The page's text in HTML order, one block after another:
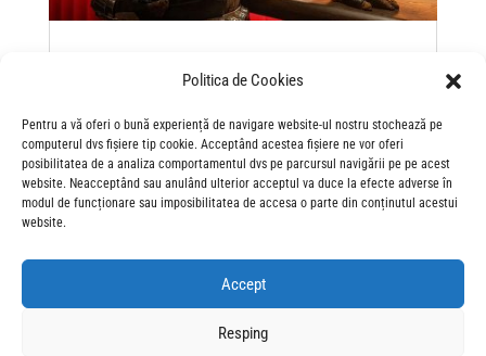
Politica de Cookies
Pentru a vă oferi o bună experiență de navigare website-ul nostru stochează pe
computerul dvs fișiere tip cookie. Acceptând acestea fișiere ne vor oferi
posibilitatea de a analiza comportamentul dvs pe parcursul navigării pe pe acest
website. Neacceptând sau anulând ulterior acceptul va duce la efecte adverse în
modul de funcționare sau imposibilitatea de accesa o parte din conținutul acestui
website.
Accept
Resping
către cinematografe!
“The Mandalorian and Grogu” se anunță a fi, după 7 ani
de pauză, acel SF din Universul Star Wars pe care îl
aștepți de mult. Nu sta pe gânduri. Asta e calea!
« Older Entries